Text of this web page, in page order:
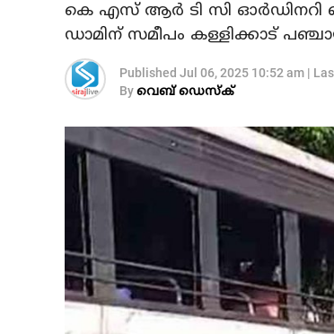
കെ എസ് ആര്‍ ടി സി ഓര്‍ഡിനറി
ഡാമിന് സമീപം കള്ളിക്കാട്
Published Jul 06, 2025 10:52 am |
Byവെബ് ഡെസ്‌ക്